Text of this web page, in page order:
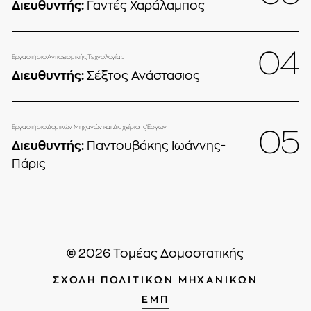
Διευθυντής:Γαντές Χαράλαμπος
Εργαστήριο Αντισεισμικής Τεχνολογίας
Διευθυντής:Σέξτος Ανάστασιος 04
Εργαστήριο Δομικών Μηχανών και Διαχείρισης Έργων
Διευθυντής:Παντουβάκης Ιωάννης-
Πάρις
05
©2026 Τομέας Δομοστατικής
ΣΧΟΛΗ ΠΟΛΙΤΙΚΩΝ ΜΗΧΑΝΙΚΩΝ
ΕΜΠ